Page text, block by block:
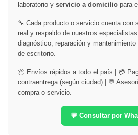
laboratorio y servicio a domicilio para
🔧 Cada producto o servicio cuenta con
real y respaldo de nuestros
diagnóstico, reparación y
de escritorio.
📦 Envíos rápidos a todo el país | 💳
contraentrega (según ciudad) | 💬
compra o servicio.
💬 Consultar por